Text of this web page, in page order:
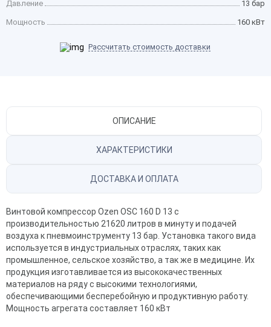
Давление 13 бар
Мощность 160 кВт
Рассчитать стоимость доставки
ОПИСАНИЕ
ХАРАКТЕРИСТИКИ
ДОСТАВКА И ОПЛАТА
Винтовой компрессор Ozen OSC 160 D 13 с
производительностью 21620 литров в минуту и подачей
воздуха к пневмоинструменту 13 бар. Установка такого вида
используется в индустриальных отраслях, таких как
промышленное, сельское хозяйство, а так же в медицине. Их
продукция изготавливается из высококачественных
материалов на ряду с высокими технологиями,
обеспечивающими бесперебойную и продуктивную работу.
Мощность агрегата составляет 160 кВт